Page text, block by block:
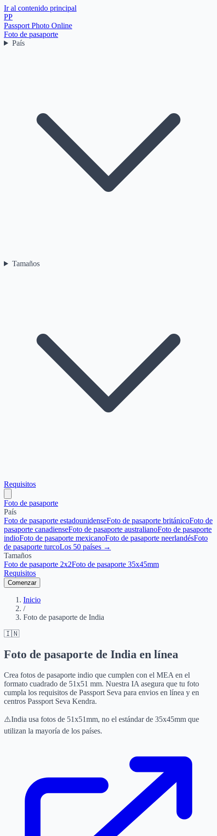
Ir al contenido principal
PP
Passport Photo Online
Foto de pasaporte
País
Tamaños
Requisitos
Foto de pasaporte
País
Foto de pasaporte estadounidenseFoto de pasaporte británicoFoto de
pasaporte canadienseFoto de pasaporte australianoFoto de pasaporte
indioFoto de pasaporte mexicanoFoto de pasaporte neerlandésFoto
de pasaporte turcoLos 50 países →
Tamaños
Foto de pasaporte 2x2Foto de pasaporte 35x45mm
Requisitos
Comenzar
Inicio
/
Foto de pasaporte de India
🇮🇳
Foto de pasaporte de India en línea
Crea fotos de pasaporte indio que cumplen con el MEA en el
formato cuadrado de 51x51 mm. Nuestra IA asegura que tu foto
cumpla los requisitos de Passport Seva para envios en línea y en
centros Passport Seva Kendra.
⚠️India usa fotos de 51x51mm, no el estándar de 35x45mm que
utilizan la mayoría de los países.